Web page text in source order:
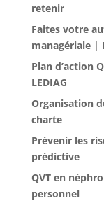
retenir
Faites votre
managériale |
Plan d’action
LEDIAG
Organisation
charte
Prévenir les
prédictive
QVT en
personnel